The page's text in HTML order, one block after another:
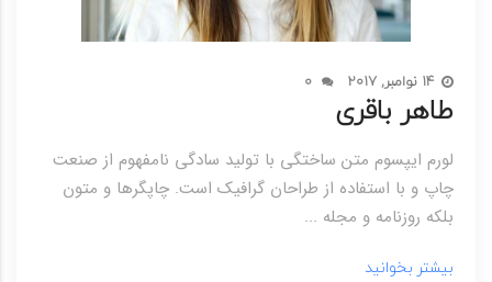
14 نوامبر, 2017 0
طاهر باقری
لورم ایپسوم متن ساختگی با تولید سادگی نامفهوم از صنعت
چاپ و با استفاده از طراحان گرافیک است. چاپگرها و متون
بلکه روزنامه و مجله ...
بیشتر بخوانید